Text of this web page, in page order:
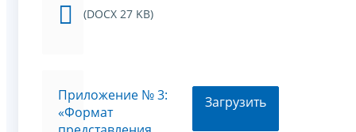
(DOCX 27 KB)
Приложение № 3:
«Формат
Загрузить